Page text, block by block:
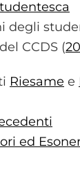
degli
CCDS (
Riesame e
ed